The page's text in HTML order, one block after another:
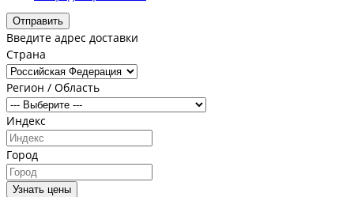
Отправить
Введите адрес доставки
Страна
Регион / Область
Индекс
Город
Узнать цены